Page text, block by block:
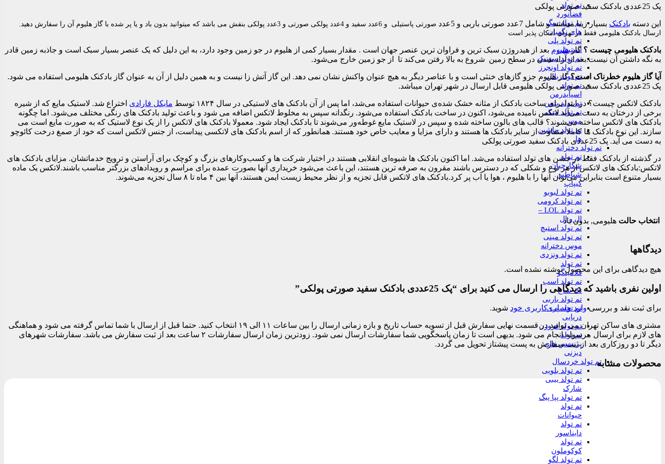
تم تولد
فضانورد
تم تولد سگ
های نگهبان
تم تولد پلی
استیشن
تم تولد سونیک
تم تولد اونجرز
تم تولد بالن
تم تولد
اسپایدرمن
تم تولد بتمن
تم تولد میکی
موس
تم تولد ماشین
ها
تم تولد دخترانه
تم تولد
شکارچیان
شیاطین
کیپاپ
تم تولد لبوبو
تم تولد کرومی
تم تولد LOL –
ال و ال
تم تولد استیچ
تم تولد مینی
موس دخترانه
تم تولد ونزدی
تم تولد
فلامینگو
تم تولد اسب
تک شاخ
تم تولد باربی
تم تولد پری
دریایی
تم تولد فروزن
تم تولد
پرنسس های
دیزنی
تم تولد خردسال
تم تولد بلویی
تم تولد بیبی
شارک
تم تولد پپا پیگ
تم تولد
حیوانات
تم تولد
دایناسور
تم تولد
کوکوملون
تم تولد لگو
پک 25عددی بادکنک سفید صورتی پولکی
این دسته بادکنک بسیار زیبا میباشد و شامل 7عدد صورتی باربی و 5عدد صورتی
پاستیلی و 6عدد سفید و 4عدد پولکی صورتی و 3عدد پولکی بنفش می باشد که میتوانید بدون باد و یا پر شده با گاز هلیوم آن را سفارش دهید.
ارسال بادکنک هلیومی فقط در تهران امکان پذیر است
بادکنک هلیومی چیست ؟ گازهلیوم بعد از هیدروژن سبک‌ ترین و فراوان‌ ترین عنصر جهان است . مقدار بسیار کمی از هلیوم در جو زمین وجود دارد، به این دلیل که یک عنصر بسیار سبک است و جاذبه زمین قادر
به نگه داشتن آن نیست.بعد از آزاد شدن در سطح زمین شروع به بالا رفتن می‌کند تا از جو زمین خارج می‌شود.
آیا گاز هلیوم خطرناک است؟گاز هلیوم جزو گازهای خنثی است و با عناصر دیگر به هیچ عنوان واکنش نشان نمی دهد. این گاز آتش زا نیست و به همین دلیل از آن به عنوان گاز بادکنک هلیومی استفاده می شود.
پک 25عددی بادکنک سفید صورتی پولکی هلیومی قابل ارسال در شهر تهران میباشد.
بادکنک لاتکس چیست؟ در ابتدا برای ساخت بادکنک از مثانه خشک شده‌ی حیوانات استفاده می‌شد، اما پس از آن بادکنک های لاستیکی در سال ۱۸۲۴ توسط مایکل فارادی اختراع شد. لاستیک مایع که از شیره
برخی از درختان به دست می‌آید لاتکس نامیده می‌شود، اکنون در ساخت بادکنک استفاده می‌شود. رنگدانه سپس به مخلوط لاتکس اضافه می شود و باعث تولید بادکنک های رنگی مختلف می‌شود. اما چگونه
بادکنک های لاتکس ساخته می‌شوند؟ قالب های بالون ساخته شده و سپس در لاستیک مایع غوطه‌ور می‌شوند تا بادکنک ایجاد شود. معمولا بادکنک های لاتکس را از یک نوع لاستیک که به صورت مایع است می
سازند. این نوع بادکنک ها کاملا متفاوت از سایر بادکنک ها هستند و دارای مزایا و معایب خاص خود هستند. همانطور که از اسم بادکنک های لاتکسی پیداست، از جنس لاتکس است که خود از صمغ درخت کائوچو
به دست می آید. پک 25عددی بادکنک سفید صورتی پولکی
در گذشته از بادکنک فقط در جشن های تولد استفاده می‌شد. اما اکنون بادکنک ها شیوه‌ای انقلابی هستند در اختیار شرکت ها و کسب‌وکارهای بزرگ و کوچک برای آراستن و ترویج خدماتشان. مزایای بادکنک های
لاتکس:بادکنک های لاتکس از هر نوع و شکلی که در دسترس باشند مقرون به صرفه ترین هستند، این باعث می‌شود خریداری آنها بصورت عمده برای مراسم و رویدادهای بزرگتر مناسب باشند.لاتکس یک ماده
بسیار متنوع است بنابراین می‌توان آنها را با هلیوم ، هوا یا آب پر کرد.بادکنک های لاتکس قابل تجزیه و از نظر محیط زیست ایمن هستند، آنها بین ۴ ماه تا ۸ سال تجزیه می‌شوند.
انتخاب حالت هلیومی, بدون باد
دیدگاهها
هیچ دیدگاهی برای این محصول نوشته نشده است.
اولین نفری باشید که دیدگاهی را ارسال می کنید برای “پک 25عددی بادکنک سفید صورتی پولکی”
برای ثبت نقد و بررسیوارد حساب کاربری خود شوید.
مشتری های ساکن تهران می توانید در قسمت نهایی سفارش قبل از تسویه حساب تاریخ و بازه زمانی ارسال را بین ساعات ۱۱ الی ۱۹ انتخاب کنید. حتما قبل از ارسال با شما تماس گرفته می شود و هماهنگی
های لازم برای ارسال مرسوله انجام می شود. بدیهی است تا زمان پاسخگویی شما سفارشات ارسال نمی شود. زودترین زمان ارسال سفارشات ۲ ساعت بعد از ثبت سفارش می باشد. سفارشات شهرهای
دیگر تا دو روزکاری بعد از ثبت سفارش به پست پیشتاز تحویل می گردد.
محصولات مشابه